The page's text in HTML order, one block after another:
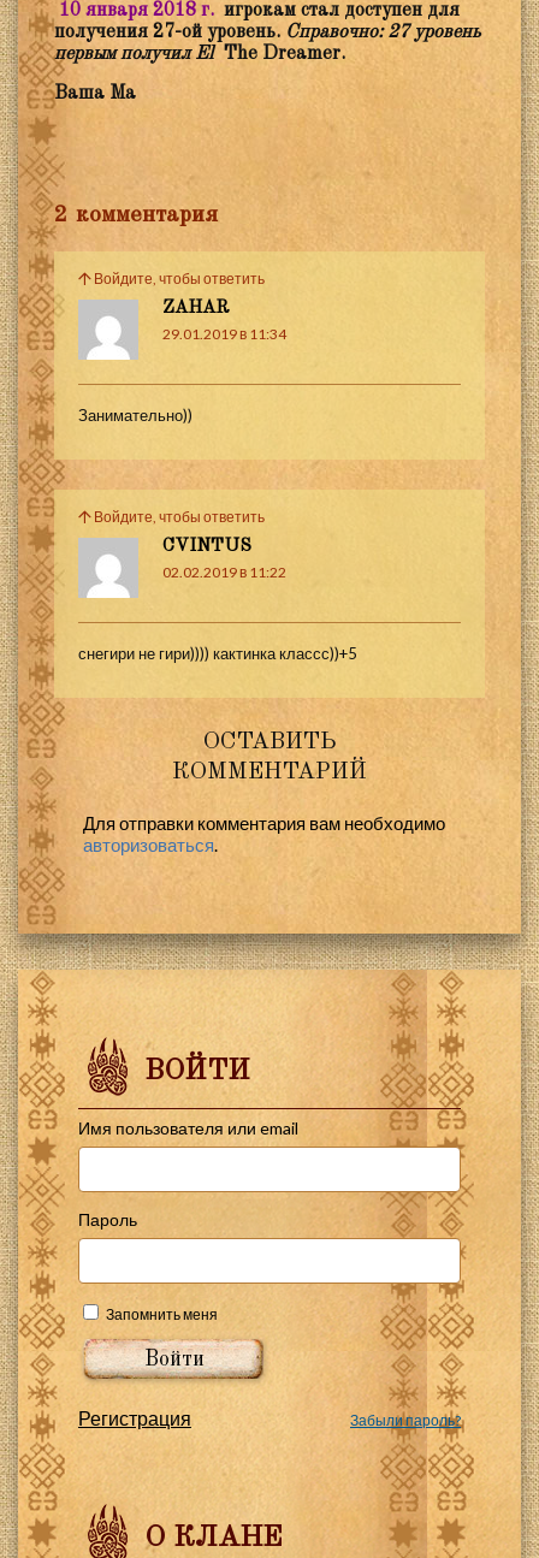
10 января 2018 г. игрокам стал доступен для
получения 27-ой уровень. Справочно: 27 уровень
первым получил ElThe Dreamer.
Ваша Ма
2 комментария
Войдите, чтобы ответить
ZAHAR
29.01.2019 в 11:34
Занимательно))
Войдите, чтобы ответить
CVINTUS
02.02.2019 в 11:22
снегири не гири)))) кактинка классс))+5
ОСТАВИТЬ
КОММЕНТАРИЙ
Для отправки комментария вам необходимо
авторизоваться.
ВОЙТИ
Имя пользователя или email
Пароль
Запомнить меня
Регистрация Забыли пароль?
О КЛАНЕ